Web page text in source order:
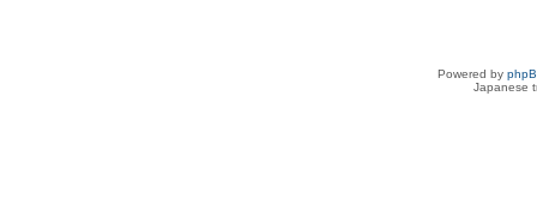
Powered by
Japanese